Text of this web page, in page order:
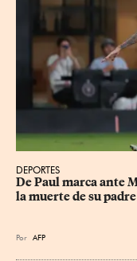
DEPORTES
De Paul marca ante
la muerte de su padre
Por AFP